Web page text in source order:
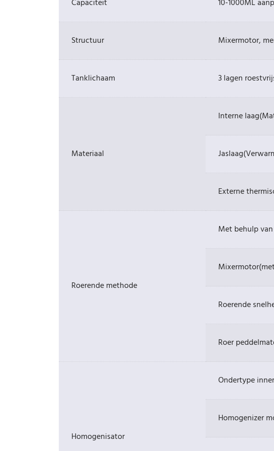
Capaciteit 10-1000ML
Structuur Mixermotor,
Tanklichaam 3 lagen
Materiaal
Interne
Externe
Roerende methode
Met behulp
Roerende
Roer
Homogenisator
Ondertype
Homogenizer